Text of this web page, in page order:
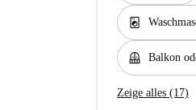
local_laundry_service
balcony Balkon
Zeige alles (17)